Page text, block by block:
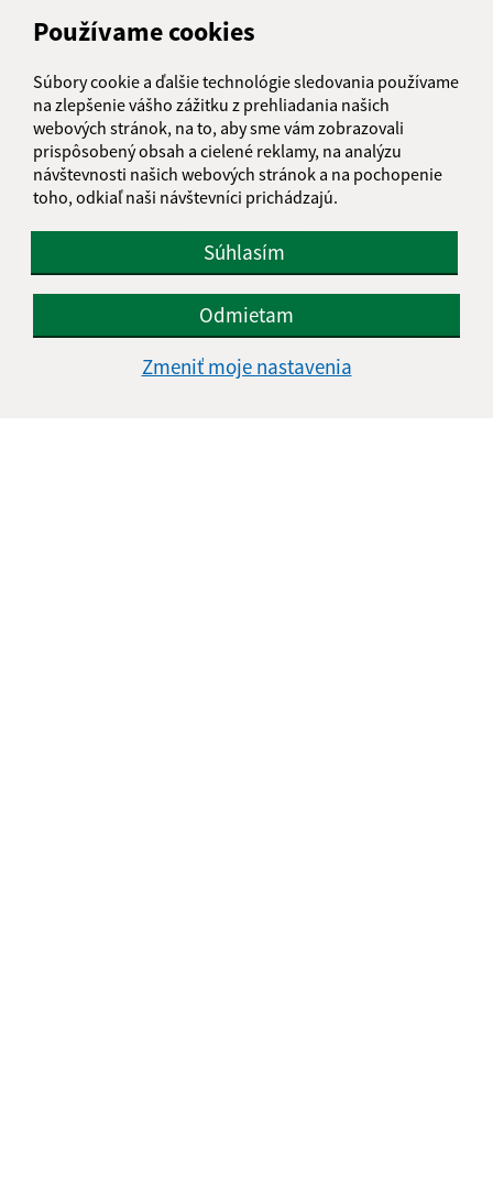
Používame cookies
Súbory cookie a ďalšie technológie sledovania používame
na zlepšenie vášho zážitku z prehliadania našich
webových stránok, na to, aby sme vám zobrazovali
prispôsobený obsah a cielené reklamy, na analýzu
návštevnosti našich webových stránok a na pochopenie
toho, odkiaľ naši návštevníci prichádzajú.
Súhlasím
Odmietam
Zmeniť moje nastavenia
Obecný úrad Volica
Volica 64
067 01 Radvaň nad Laborcom
info@volica.sk
IČO: 00323721